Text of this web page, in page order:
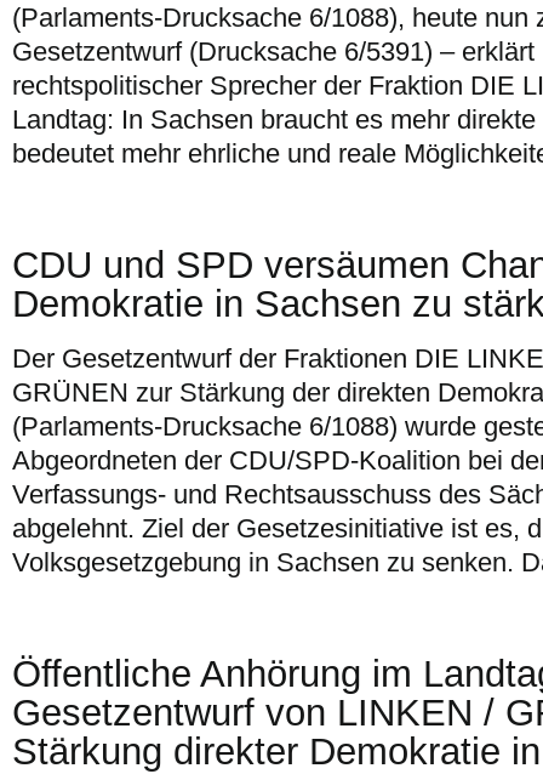
(Parlaments-Drucksache 6/1088), heute nun
Gesetzentwurf (Drucksache 6/5391) –
rechtspolitischer Sprecher der Fraktion DIE
Landtag: In Sachsen braucht es mehr
bedeutet mehr ehrliche und reale
CDU und SPD versäumen
Demokratie in Sachsen zu
Der Gesetzentwurf der Fraktionen DIE
GRÜNEN zur Stärkung der direkten
(Parlaments-Drucksache 6/1088) wurde
Abgeordneten der CDU/SPD-Koalition bei
Verfassungs- und Rechtsausschuss des
abgelehnt. Ziel der Gesetzesinitiative ist es,
Volksgesetzgebung in Sachsen zu senken.
Öffentliche Anhörung im
Gesetzentwurf von LINKEN /
Stärkung direkter Demokratie